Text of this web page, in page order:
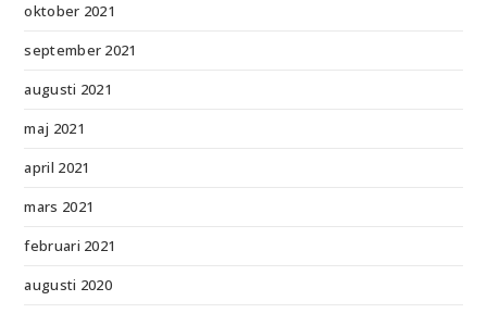
oktober 2021
september 2021
augusti 2021
maj 2021
april 2021
mars 2021
februari 2021
augusti 2020